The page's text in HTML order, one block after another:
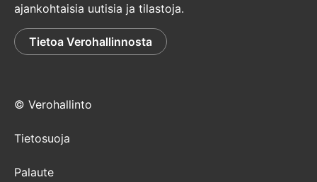
ajankohtaisia uutisia ja tilastoja.
Tietoa Verohallinnosta
© Verohallinto
Tietosuoja
Palaute